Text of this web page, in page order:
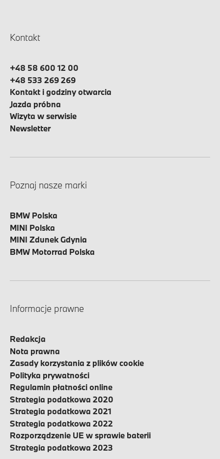
Kontakt
+48 58 600 12 00
+48 533 269 269
Kontakt i godziny otwarcia
Jazda próbna
Wizyta w serwisie
Newsletter
Poznaj nasze marki
BMW Polska
MINI Polska
MINI Zdunek Gdynia
BMW Motorrad Polska
Informacje prawne
Redakcja
Nota prawna
Zasady korzystania z plików cookie
Polityka prywatności
Regulamin płatności online
Strategia podatkowa 2020
Strategia podatkowa 2021
Strategia podatkowa 2022
Rozporządzenie UE w sprawie baterii
Strategia podatkowa 2023